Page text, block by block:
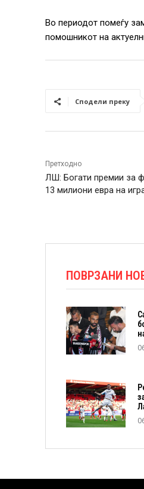
Во периодот помеѓу
помошникот на
Сподели преку
Претходно
ЛШ: Богати премии за
13 милиони евра на
ПОВРЗАНИ